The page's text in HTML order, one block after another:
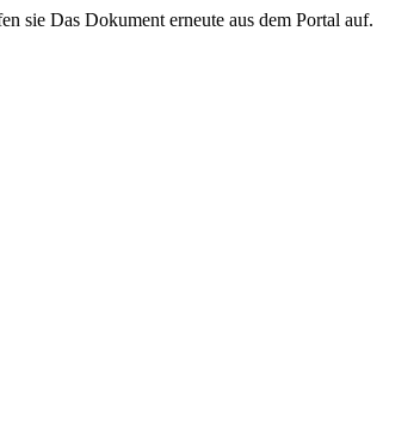
sie Das Dokument erneute aus dem Portal auf.